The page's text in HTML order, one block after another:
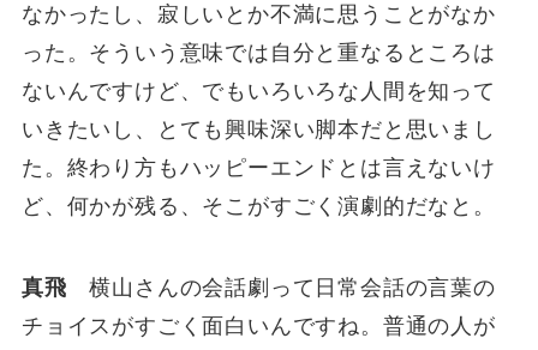
なかったし、寂しいとか不満に思うことがなか
った。そういう意味では自分と重なるところは
ないんですけど、でもいろいろな人間を知って
いきたいし、とても興味深い脚本だと思いまし
た。終わり方もハッピーエンドとは言えないけ
ど、何かが残る、そこがすごく演劇的だなと。
真飛 横山さんの会話劇って日常会話の言葉の
チョイスがすごく面白いんですね。普通の人が